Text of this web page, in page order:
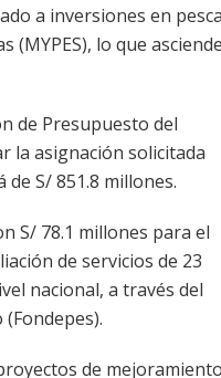
a inversiones en
(MYPES), lo que asciende
de Presupuesto del
la asignación solicitada
S/ 851.8 millones.
S/ 78.1 millones para el
de servicios de 23
nacional, a través del
de mejoramiento